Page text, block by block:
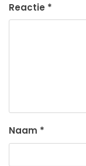
Reactie *
Naam *